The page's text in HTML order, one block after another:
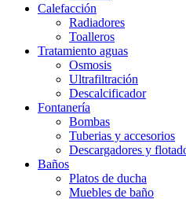
Calefacción
Radiadores
Toalleros
Tratamiento aguas
Osmosis
Ultrafiltración
Descalcificador
Fontanería
Bombas
Tuberias y accesorios
Descargadores y
Baños
Platos de ducha
Muebles de baño